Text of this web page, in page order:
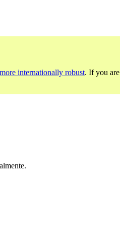
internationally robust. If you are